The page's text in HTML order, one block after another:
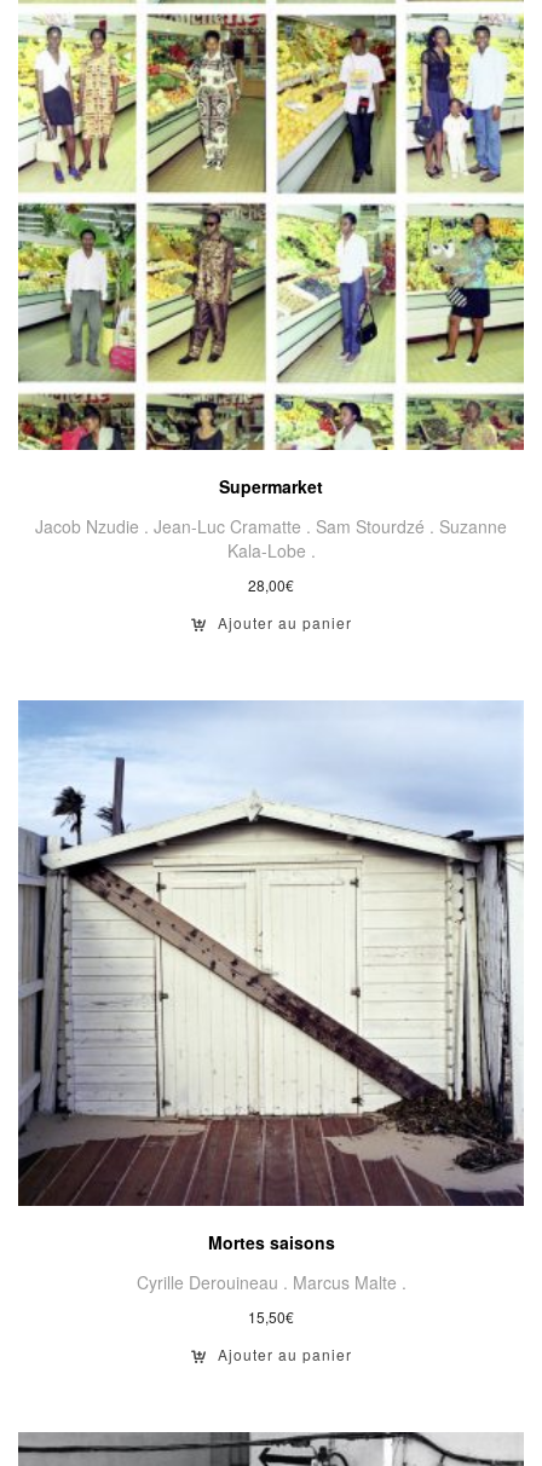
Supermarket
Jacob Nzudie . Jean-Luc Cramatte . Sam Stourdzé . Suzanne
Kala-Lobe .
28,00€
Ajouter au panier
Mortes saisons
Cyrille Derouineau . Marcus Malte .
15,50€
Ajouter au panier